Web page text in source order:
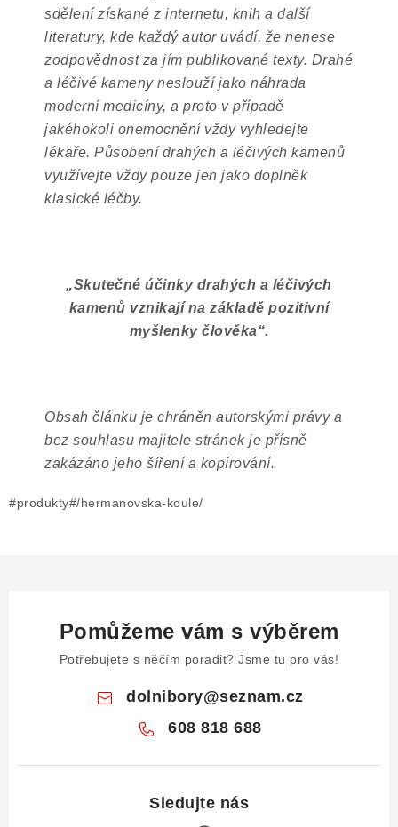
sdělení získané z internetu, knih a další
literatury, kde každý autor uvádí, že nenese
zodpovědnost za jím publikované texty. Drahé
a léčivé kameny neslouží jako náhrada
moderní medicíny, a proto v případě
jakéhokoli onemocnění vždy vyhledejte
lékaře. Působení drahých a léčivých kamenů
využívejte vždy pouze jen jako doplněk
klasické léčby.
„Skutečné účinky drahých a léčivých
kamenů vznikají na základě pozitivní
myšlenky člověka“.
Obsah článku je chráněn autorskými právy a
bez souhlasu majitele stránek je přísně
zakázáno jeho šíření a kopírování.
#produkty#/hermanovska-koule/
Pomůžeme vám s výběrem
Potřebujete s něčím poradit? Jsme tu pro vás!
dolnibory@seznam.cz
608 818 688